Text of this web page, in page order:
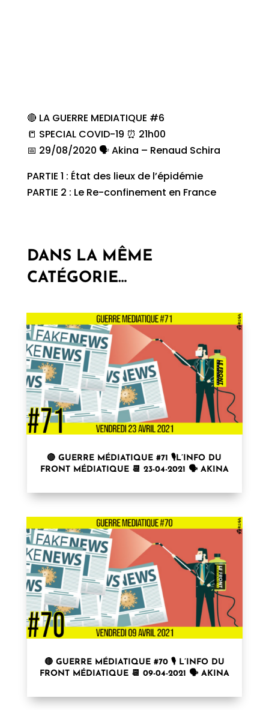
🔴 LA GUERRE MEDIATIQUE #6
📒 SPECIAL COVID-19 ⏰ 21h00
📅 29/08/2020 🗣 Akina – Renaud Schira
PARTIE 1 : État des lieux de l’épidémie
PARTIE 2 : Le Re-confinement en France
DANS LA MÊME
CATÉGORIE…
🔴 GUERRE MÉDIATIQUE #71 🎙L’INFO DU
FRONT MÉDIATIQUE 📆 23-04-2021 🗣 AKINA
🔴 GUERRE MÉDIATIQUE #70 🎙 L’INFO DU
FRONT MÉDIATIQUE 📆 09-04-2021 🗣 AKINA